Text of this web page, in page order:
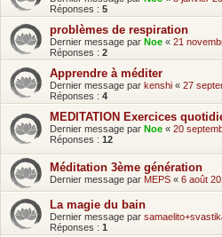
Réponses : 5
problèmes de respiration
Dernier message par Noe « 21
Réponses : 2
Apprendre à méditer
Dernier message par kenshi « 27
Réponses : 4
MEDITATION Exercices
Dernier message par Noe « 20
Réponses : 12
Méditation 3ème génération
Dernier message par MEPS « 6 août
La magie du bain
Dernier message par
Réponses : 1